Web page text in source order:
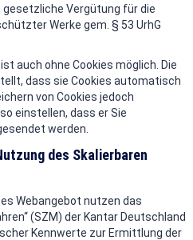
gesetzliche Vergütung für die
Werke gem. § 53 UrhG
auch ohne Cookies möglich. Die
dass sie Cookies automatisch
von Cookies jedoch
einstellen, dass er Sie
werden.
des Skalierbaren
Webangebot nutzen das
(SZM) der Kantar Deutschland
Kennwerte zur Ermittlung der